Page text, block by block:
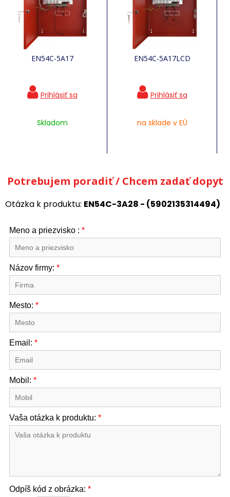
EN54C-5A17
Skladom
EN54C-5A17LCD
na sklade v EÚ
Potrebujem poradiť / Chcem zadať dopyt
Otázka k produktu: EN54C-3A28 - (5902135314494)